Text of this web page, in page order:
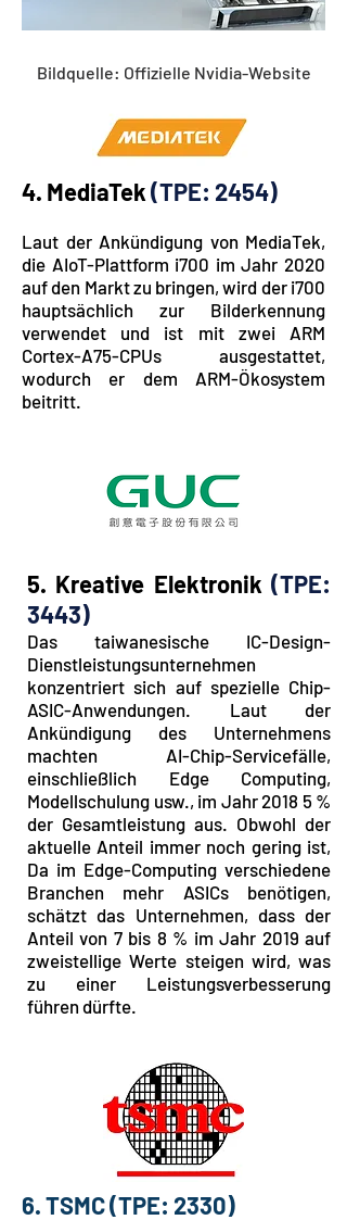
Bildquelle: Offizielle Nvidia-Website
4. MediaTek(TPE: 2454)
Laut der Ankündigung von MediaTek,
die AIoT-Plattform i700 im Jahr 2020
auf den Markt zu bringen, wird der i700
hauptsächlich zur Bilderkennung
verwendet und ist mit zwei ARM
Cortex-A75-CPUs ausgestattet,
wodurch er dem ARM-Ökosystem
beitritt.
5. Kreative Elektronik (TPE:
3443)
Das taiwanesische IC-Design-
Dienstleistungsunternehmen
konzentriert sich auf spezielle Chip-
ASIC-Anwendungen. Laut der
Ankündigung des Unternehmens
machten AI-Chip-Servicefälle,
einschließlich Edge Computing,
Modellschulung usw., im Jahr 2018 5 %
der Gesamtleistung aus. Obwohl der
aktuelle Anteil immer noch gering ist,
Da im Edge-Computing verschiedene
Branchen mehr ASICs benötigen,
schätzt das Unternehmen, dass der
Anteil von 7 bis 8 % im Jahr 2019 auf
zweistellige Werte steigen wird, was
zu einer Leistungsverbesserung
führen dürfte.
6. TSMC (TPE: 2330)